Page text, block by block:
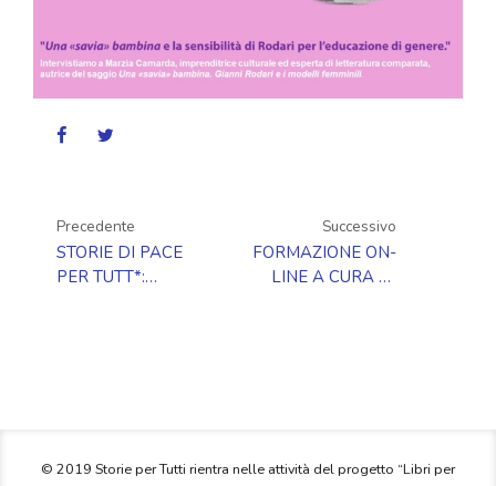
Precedente
STORIE DI PACE
PER TUTT*:
Successivo
FORMAZIONE ON-
LINE A CURA DI
© 2019 Storie per Tutti rientra nelle attività del progetto “Libri per